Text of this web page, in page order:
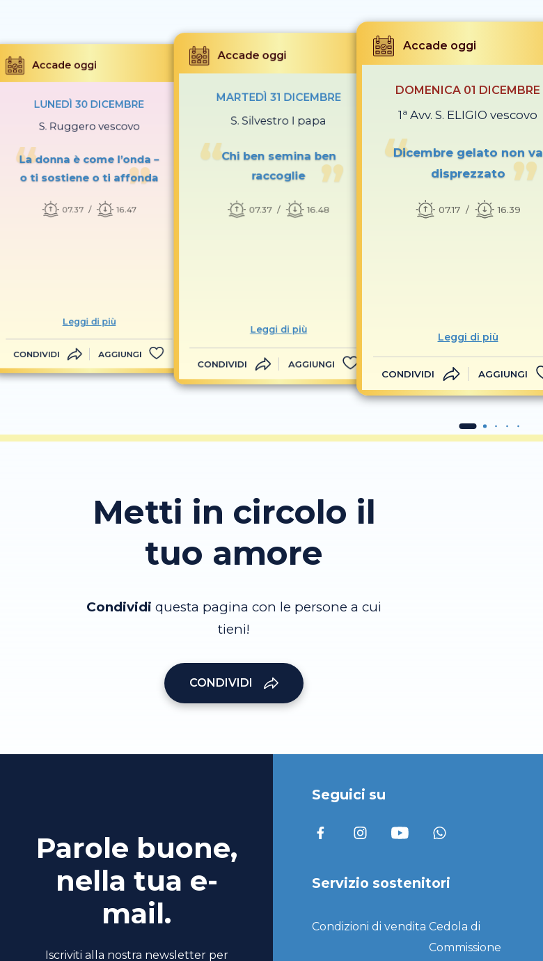
Accade oggi
LUNEDÌ 30 DICEMBRE
S. Ruggero vescovo
La donna è come l’onda –
o ti sostiene o ti affonda
07.37 16.47
Leggi di più
CONDIVIDI AGGIUNGI
Accade oggi
MARTEDÌ 31 DICEMBRE
S. Silvestro I papa
Chi ben semina ben
raccoglie
07.37 16.48
Leggi di più
CONDIVIDI AGGIUNGI
Accade oggi
DOMENICA 01 DICEMBRE
1ª Avv. S. ELIGIO vescovo
Dicembre gelato non va
disprezzato
07.17 16.39
Leggi di più
CONDIVIDI AGGIUNGI
Metti in circolo il
tuo amore
Condividi questa pagina con le persone a cui
tieni!
CONDIVIDI
Parole buone,
nella tua e-
mail.
Iscriviti alla nostra newsletter per
Seguici su
Servizio sostenitori
Condizioni di vendita Cedola di
Commissione